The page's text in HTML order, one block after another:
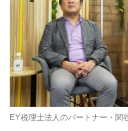
EY税理士法人のパートナー・関